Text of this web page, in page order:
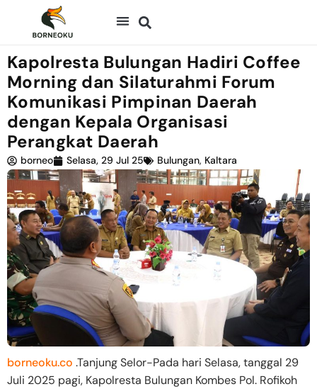
Kapolresta Bulungan Hadiri Coffee
Morning dan Silaturahmi Forum
Komunikasi Pimpinan Daerah
dengan Kepala Organisasi
Perangkat Daerah
borneo Selasa, 29 Jul 25 Bulungan, Kaltara
borneoku.co .Tanjung Selor-Pada hari Selasa, tanggal 29
Juli 2025 pagi, Kapolresta Bulungan Kombes Pol. Rofikoh